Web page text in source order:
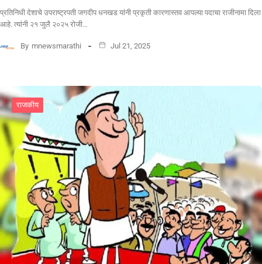
प्रतिनिधी देशाचे उपराष्ट्रपती जगदीप धनखड यांनी प्रकृती कारणास्तव आपल्या पदाचा राजीनामा दिला
आहे. त्यांनी २१ जुलै २०२५ रोजी…
By mnewsmarathi Jul 21, 2025
राजकीय